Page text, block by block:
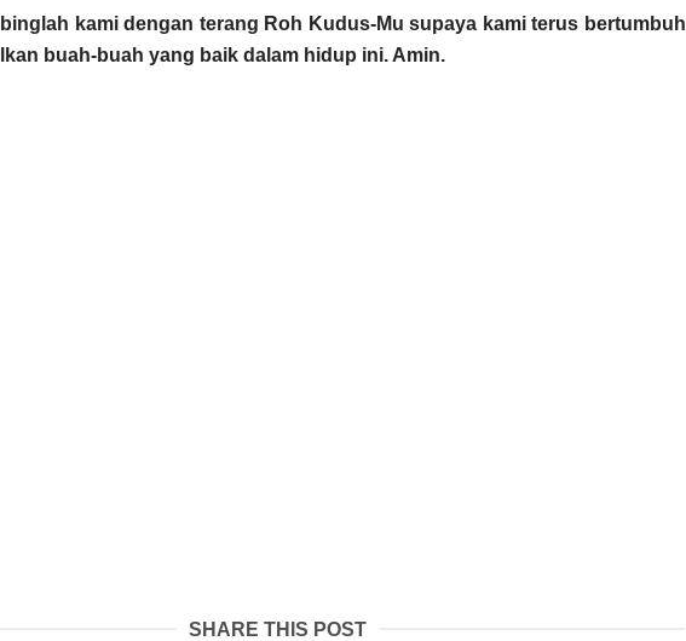
kami dengan terang Roh Kudus-Mu supaya kami terus bertumbuh
buah-buah yang baik dalam hidup ini. Amin.
SHARE THIS POST